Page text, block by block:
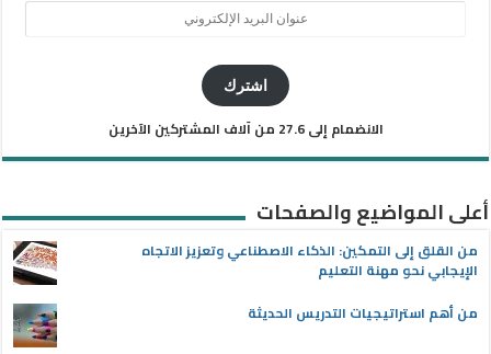
اشترك
الانضمام إلى 27.6 من آلاف المشتركين الآخرين
أعلى المواضيع والصفحات
من القلق إلى التمكين: الذكاء الاصطناعي وتعزيز الاتجاه
الإيجابي نحو مهنة التعليم
من أهم استراتيجيات التدريس الحديثة